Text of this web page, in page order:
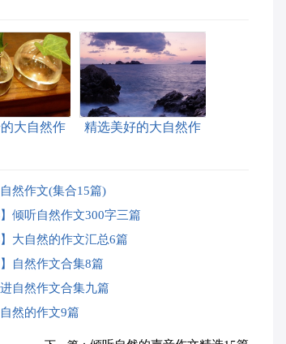
大自然作
精选美好的大自然作
然作文(集合15篇)
】倾听自然作文300字三篇
】大自然的作文汇总6篇
】自然作文合集8篇
自然作文合集九篇
然的作文9篇